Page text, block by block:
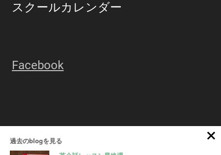
スクールカレンダー
Facebook
過去のblogを見る